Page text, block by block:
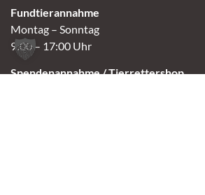
Fundtierannahme
Montag – Sonntag
9:00 – 17:00 Uhr
Spendenannahme / Tierrettershop